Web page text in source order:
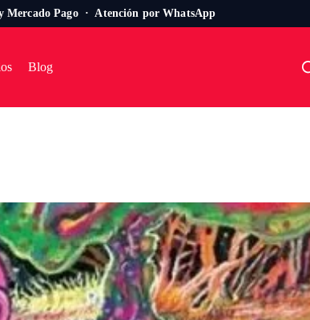
Mercado Pago · Atención por WhatsApp
Blog